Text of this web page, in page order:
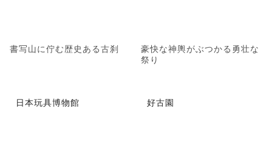
書写山に佇む歴史ある古刹
豪快な神輿がぶつかる勇壮な
祭り
日本玩具博物館 好古園